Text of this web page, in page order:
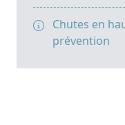
Chutes en
prévention